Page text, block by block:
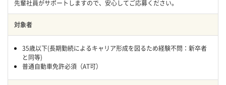
先輩社員がサポートしますので、安心してご応募ください。
対象者
35歳以下(長期勤続によるキャリア形成を図るため経験不問：新卒者
と同等)
普通自動車免許必須（AT可）